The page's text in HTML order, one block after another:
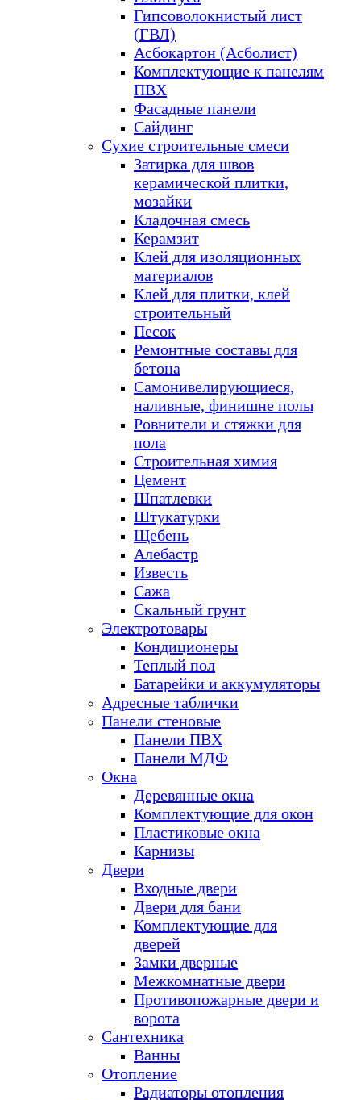
Гипсоволокнистый лист
(ГВЛ)
Асбокартон (Асболист)
Комплектующие к панелям
ПВХ
Фасадные панели
Сайдинг
Сухие строительные смеси
Затирка для швов
керамической плитки,
мозайки
Кладочная смесь
Керамзит
Клей для изоляционных
материалов
Клей для плитки, клей
строительный
Песок
Ремонтные составы для
бетона
Самонивелирующиеся,
наливные, финишне полы
Ровнители и стяжки для
пола
Строительная химия
Цемент
Шпатлевки
Штукатурки
Щебень
Алебастр
Известь
Сажа
Скальный грунт
Электротовары
Кондиционеры
Теплый пол
Батарейки и аккумуляторы
Адресные таблички
Панели стеновые
Панели ПВХ
Панели МДФ
Окна
Деревянные окна
Комплектующие для окон
Пластиковые окна
Карнизы
Двери
Входные двери
Двери для бани
Комплектующие для
дверей
Замки дверные
Межкомнатные двери
Противопожарные двери и
ворота
Сантехника
Ванны
Отопление
Радиаторы отопления